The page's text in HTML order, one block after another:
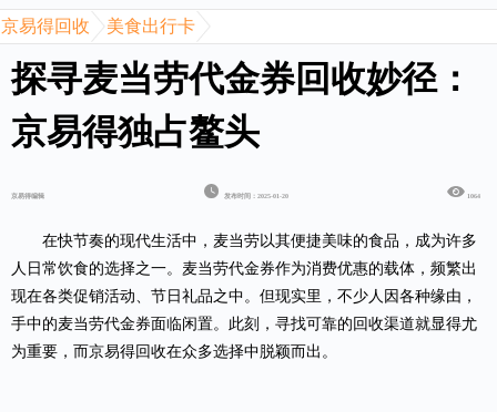
京易得回收 美食出行卡
探寻麦当劳代金券回收妙径：
京易得独占鳌头
京易得编辑 发布时间：2025-01-20 1064
在快节奏的现代生活中，麦当劳以其便捷美味的食品，成为许多
人日常饮食的选择之一。 麦当劳代金券作为消费优惠的载体，频繁出
现在各类促销活动、节日礼品之中。但现实里，不少人因各种缘由，
手中的麦当劳代金券面临闲置。此刻，寻找可靠的回收渠道就显得尤
为重要，而京易得回收在众多选择中脱颖而出。